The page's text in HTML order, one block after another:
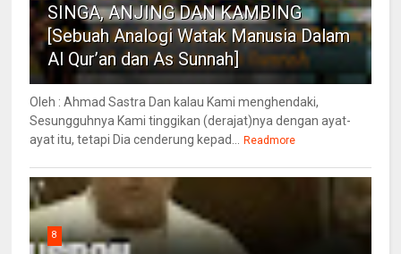
SINGA, ANJING DAN KAMBING
[Sebuah Analogi Watak Manusia Dalam
Al Qur’an dan As Sunnah]
Oleh : Ahmad Sastra Dan kalau Kami menghendaki,
Sesungguhnya Kami tinggikan (derajat)nya dengan ayat-
ayat itu, tetapi Dia cenderung kepad...
Readmore
8